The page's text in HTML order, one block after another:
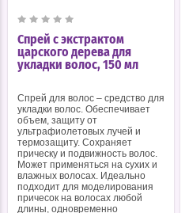
Спрей с экстрактом
царского дерева для
укладки волос, 150 мл
Спрей для волос – средство для
укладки волос. Обеспечивает
объем, защиту от
ультрафиолетовых лучей и
термозащиту. Сохраняет
прическу и подвижность волос.
Может применяться на сухих и
влажных волосах. Идеально
подходит для моделирования
причесок на волосах любой
длины, одновременно